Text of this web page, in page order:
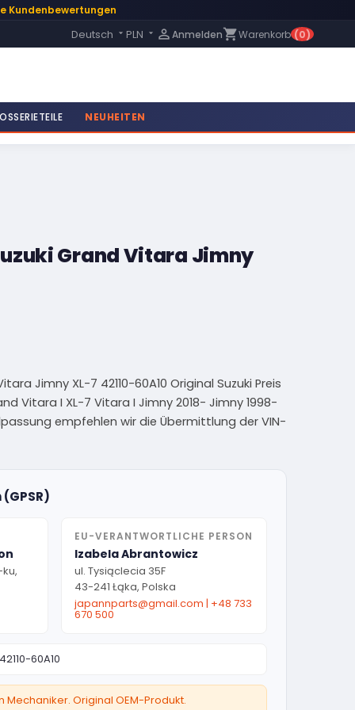
Kundenbewertungen
Language:
Deutsch  PLN  Anmeldenshopping_cartWarenkorb (0)
NEUHEITEN
Grand Vitara Jimny
Jimny XL-7 42110-60A10 Original Suzuki Preis
Vitara I XL-7 Vitara I Jimny 2018- Jimny 1998-
empfehlen wir die Übermittlung der VIN-
EU-VERANTWORTLICHE PERSON
Izabela Abrantowicz
ul. Tysiąclecia 35F
43-241 Łąka, Polska
japannparts@gmail.com | +48 733
670 500
42110-60A10
Original OEM-Produkt.